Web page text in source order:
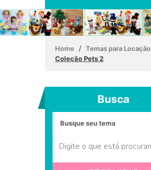
Home / Temas para Locação
Coleção Pets 2
Busca